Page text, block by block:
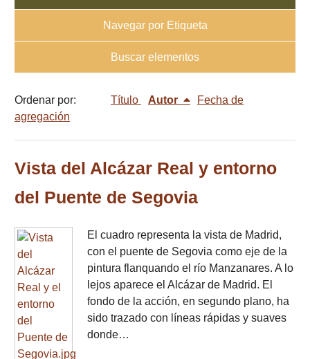
Navegar por Etiqueta
Buscar elementos
Ordenar por: Título Autor
Fecha de
agregación
Vista del Alcázar Real y entorno
del Puente de Segovia
El cuadro representa la vista de Madrid,
con el puente de Segovia como eje de la
pintura flanquando el río Manzanares. A lo
lejos aparece el Alcázar de Madrid. El
fondo de la acción, en segundo plano, ha
sido trazado con líneas rápidas y suaves
donde…